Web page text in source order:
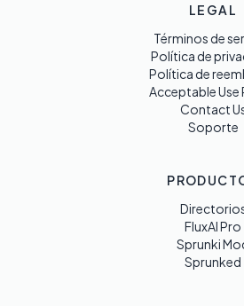
LEGAL
Términos de
Política de
Política de
Acceptable Use
Contact
Soporte
FluxAI Pro
Sprunki
Sprunked